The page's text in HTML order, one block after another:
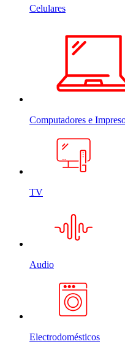
Celulares
Computadores e
TV
Audio
Electrodomésticos